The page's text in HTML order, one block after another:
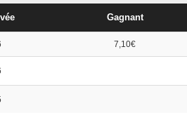
Gagnant
7,10€